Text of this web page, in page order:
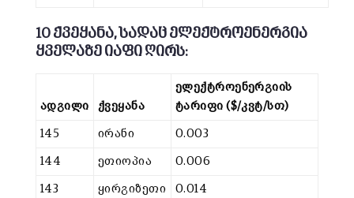
10 ქვეყანა, სადაც ელექტროენერგია
ყველაზე იაფი ღირს:
ადგილი ქვეყანა
ელექტროენერგიის
ტარიფი ($/კვტ/სთ)
145 ირანი 0.003
144 ეთიოპია 0.006
143 ყირგიზეთი 0.014